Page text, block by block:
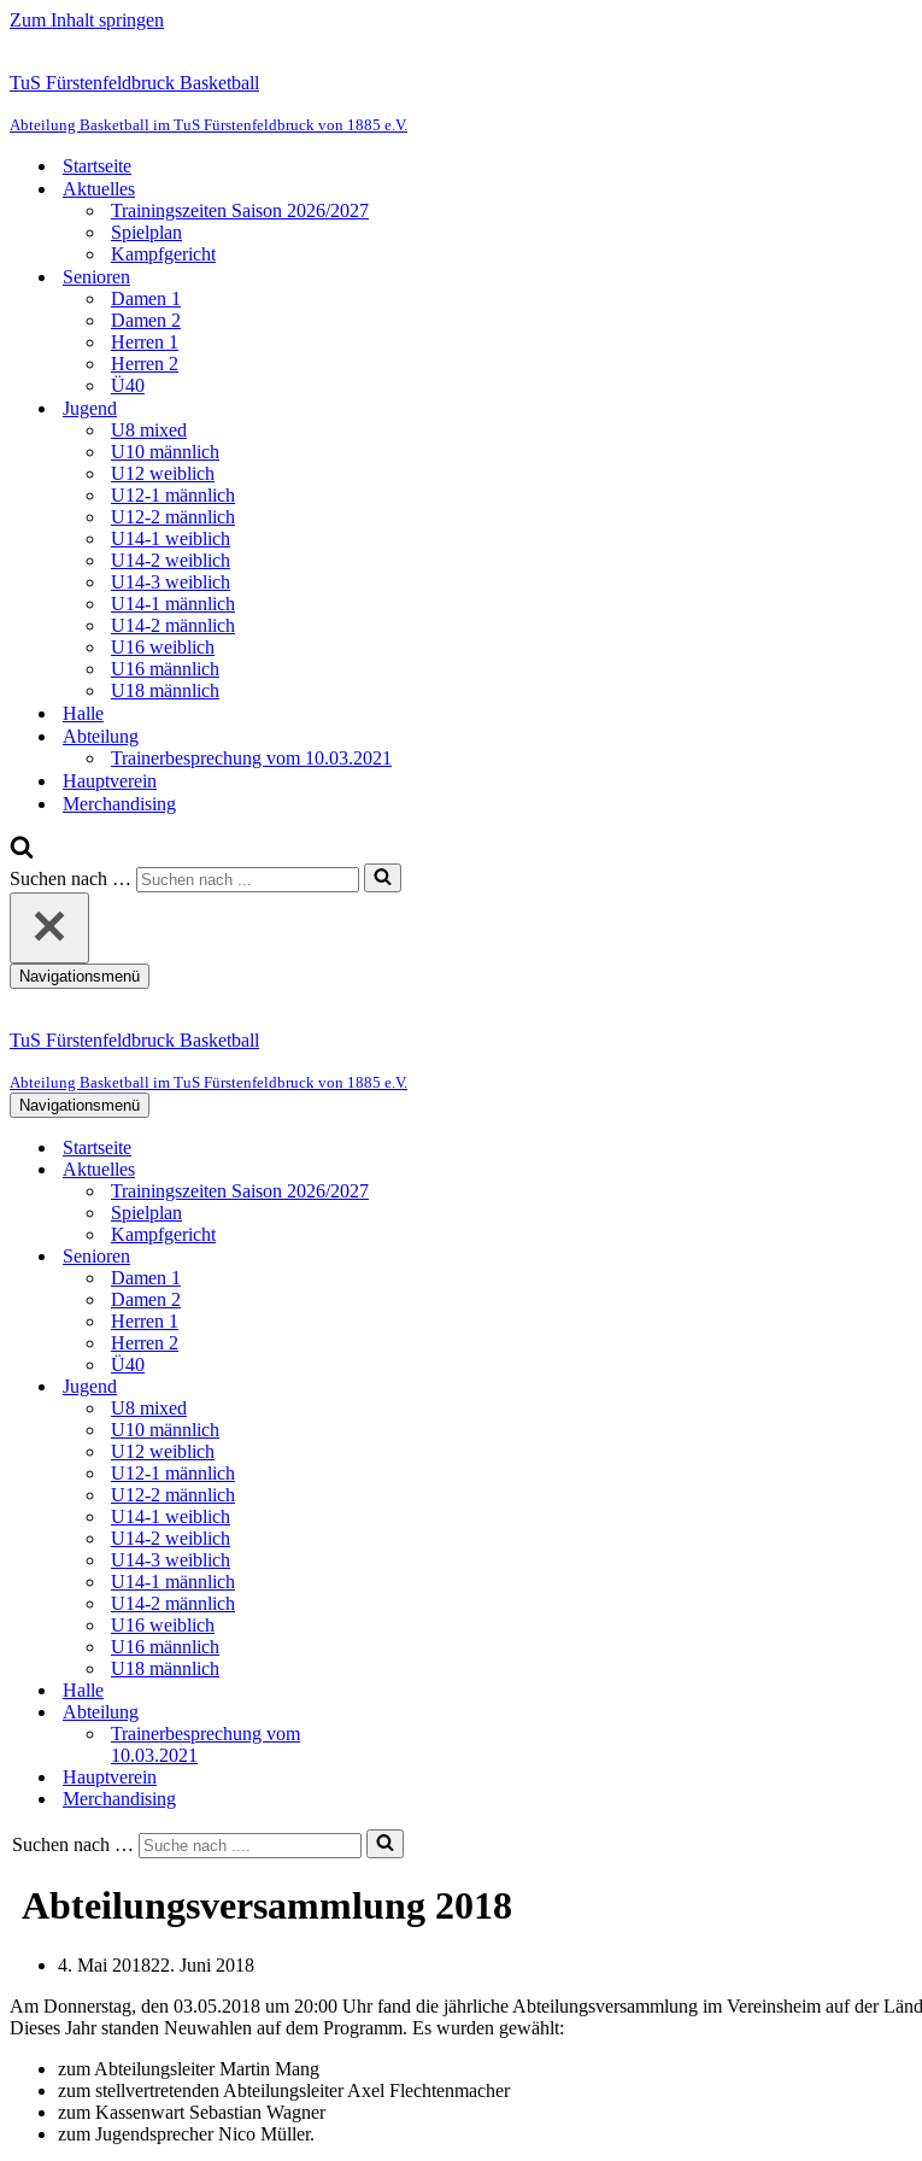
Zum Inhalt springen
TuS Fürstenfeldbruck Basketball
Abteilung Basketball im TuS Fürstenfeldbruck von 1885 e.V.
Startseite
Aktuelles
Trainingszeiten Saison 2026/2027
Spielplan
Kampfgericht
Senioren
Damen 1
Damen 2
Herren 1
Herren 2
Ü40
Jugend
U8 mixed
U10 männlich
U12 weiblich
U12-1 männlich
U12-2 männlich
U14-1 weiblich
U14-2 weiblich
U14-3 weiblich
U14-1 männlich
U14-2 männlich
U16 weiblich
U16 männlich
U18 männlich
Halle
Abteilung
Trainerbesprechung vom 10.03.2021
Hauptverein
Merchandising
Suchen nach …
Navigationsmenü
TuS Fürstenfeldbruck Basketball
Abteilung Basketball im TuS Fürstenfeldbruck von 1885 e.V.
Navigationsmenü
Startseite
Aktuelles
Trainingszeiten Saison 2026/2027
Spielplan
Kampfgericht
Senioren
Damen 1
Damen 2
Herren 1
Herren 2
Ü40
Jugend
U8 mixed
U10 männlich
U12 weiblich
U12-1 männlich
U12-2 männlich
U14-1 weiblich
U14-2 weiblich
U14-3 weiblich
U14-1 männlich
U14-2 männlich
U16 weiblich
U16 männlich
U18 männlich
Halle
Abteilung
Trainerbesprechung vom
10.03.2021
Hauptverein
Merchandising
Suchen nach …
Abteilungsversammlung 2018
4. Mai 201822. Juni 2018
Am Donnerstag, den 03.05.2018 um 20:00 Uhr fand die jährliche Abteilungsversammlung im Vereinsheim auf der
Dieses Jahr standen Neuwahlen auf dem Programm. Es wurden gewählt:
zum Abteilungsleiter Martin Mang
zum stellvertretenden Abteilungsleiter Axel Flechtenmacher
zum Kassenwart Sebastian Wagner
zum Jugendsprecher Nico Müller.